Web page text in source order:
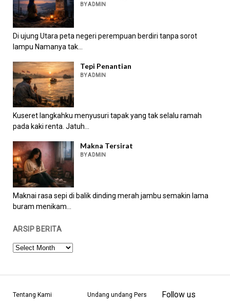
BY ADMIN
Di ujung Utara peta negeri perempuan berdiri tanpa sorot
lampu Namanya tak...
Tepi Penantian
BY ADMIN
Kuseret langkahku menyusuri tapak yang tak selalu ramah
pada kaki renta. Jatuh...
Makna Tersirat
BY ADMIN
Maknai rasa sepi di balik dinding merah jambu semakin lama
buram menikam...
ARSIP BERITA
ARSIP
Tentang Kami Undang undang Pers Follow us